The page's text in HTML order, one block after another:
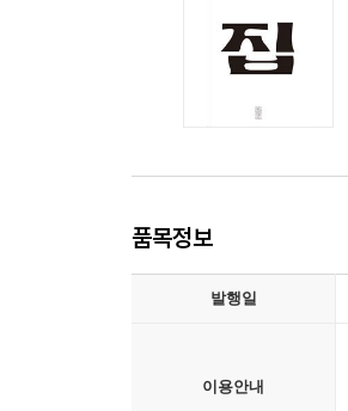
품목정보
발행일
이용안내